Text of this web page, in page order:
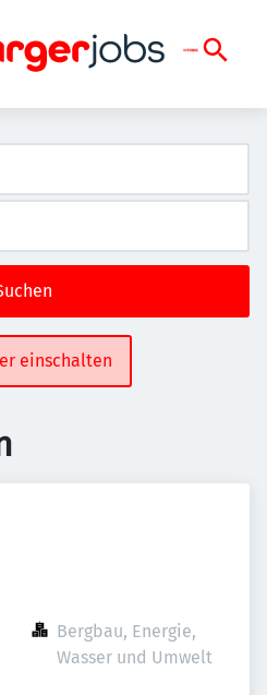
einschalten
Bergbau, Energie,
Wasser und Umwelt